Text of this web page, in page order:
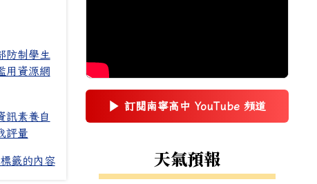
防制學生
用資源網
訊素養自
評量
籤的內容
▶ 訂閱南寧高中 YouTube 頻道
(另開新視窗)
右邊區域內容
天氣預報